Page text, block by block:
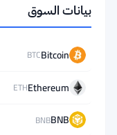
تسوق
كشفت
بيانات السوق
Bitcoin
BTC
Ethereum
ETH
BNB
BNB